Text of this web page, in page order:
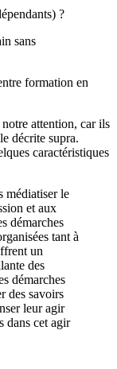
?
sans
formation en
attention, car ils
décrite supra.
caractéristiques
médiatiser le
et aux
démarches
tant à
un
des
démarches
des savoirs
leur agir
dans cet agir